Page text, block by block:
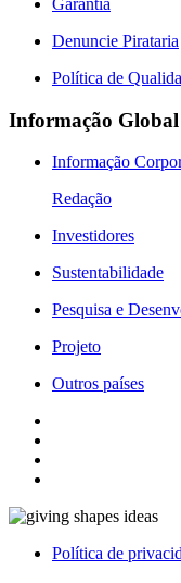
Denuncie Pirataria
Política de
Informação Global
Informação
Redação
Investidores
Sustentabilidade
Pesquisa e
Projeto
Outros países
Política de